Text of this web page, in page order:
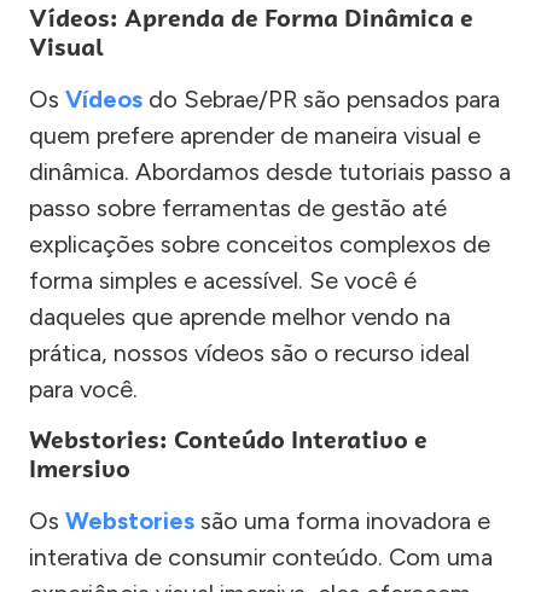
Vídeos: Aprenda de Forma Dinâmica e
Visual
Os Vídeos do Sebrae/PR são pensados para
quem prefere aprender de maneira visual e
dinâmica. Abordamos desde tutoriais passo a
passo sobre ferramentas de gestão até
explicações sobre conceitos complexos de
forma simples e acessível. Se você é
daqueles que aprende melhor vendo na
prática, nossos vídeos são o recurso ideal
para você.
Webstories: Conteúdo Interativo e
Imersivo
Os Webstories são uma forma inovadora e
interativa de consumir conteúdo. Com uma